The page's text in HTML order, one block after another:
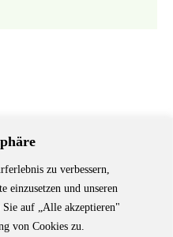
zu verbessern,
einzusetzen und unseren
Sie auf „Alle akzeptieren"
von Cookies zu.
Treffpunkt für Autorinnen und
ein Veranstaltungsort für